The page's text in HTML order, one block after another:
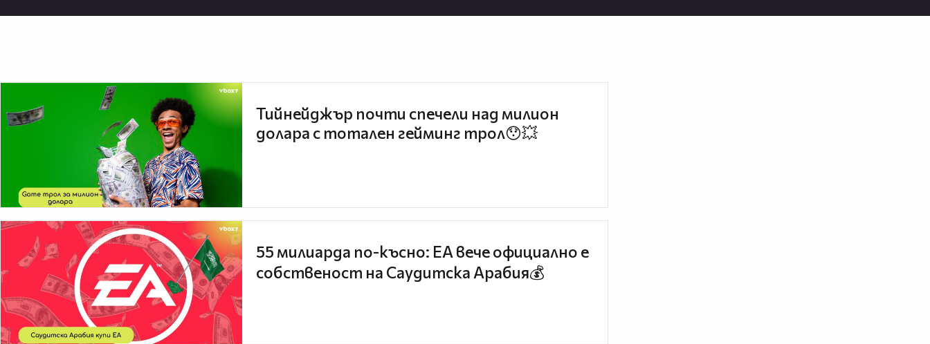
Тийнейджър почти спечели над милион
долара с тотален гейминг трол😯💥
55 милиарда по-късно: EA вече официално е
собственост на Саудитска Арабия💰